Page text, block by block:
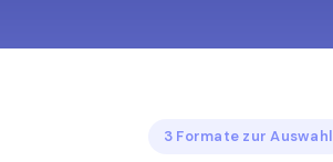
3 Formate zur Auswahl